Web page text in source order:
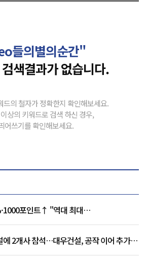
들의별의순간"
색결과가 없습니다.
드의 철자가 정확한지 확인해보세요.
상의 키워드로 검색 하신 경우,
어쓰기를 확인해보세요.
포인트↑ "역대 최대
스' 동반 상한가
에 2개사 참석…대우건설, 공작 이어 추가